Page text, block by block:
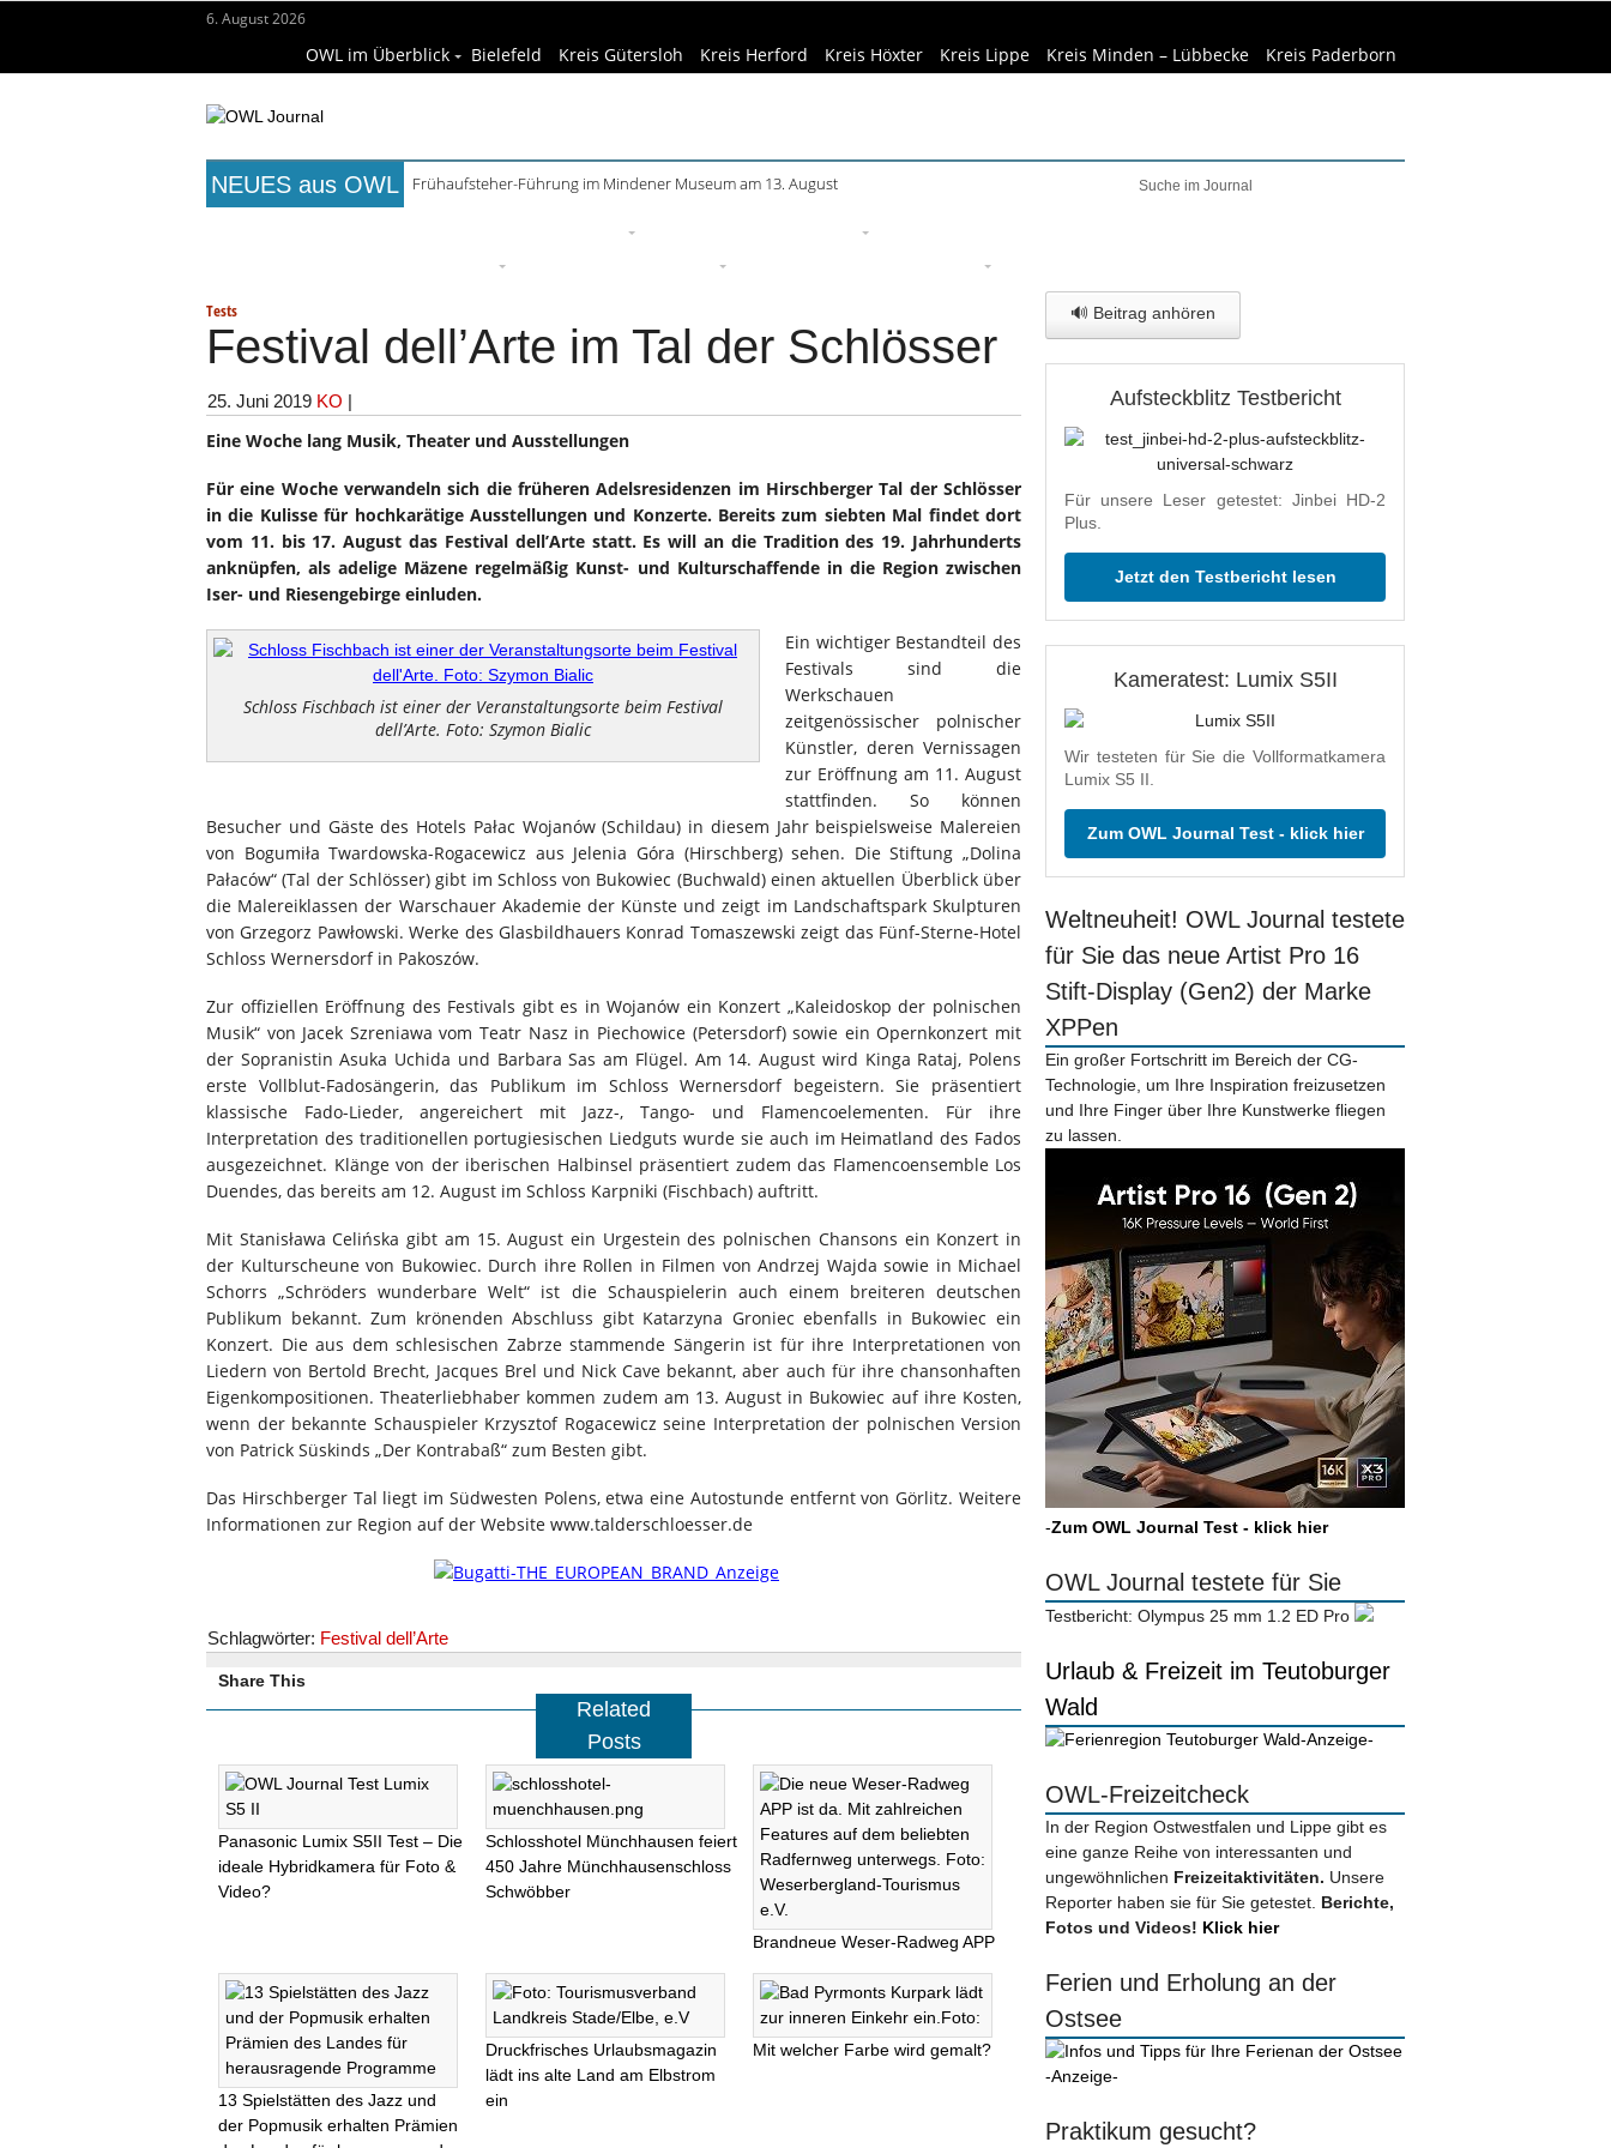
6. August 2026
OWL im Überblick Bielefeld Kreis Gütersloh Kreis Herford Kreis Höxter Kreis Lippe Kreis Minden – Lübbecke Kreis Paderborn
NEUES aus OWL Frühaufsteher-Führung im Mindener Museum am 13. August
Tests
Festival dell’Arte im Tal der Schlösser
25. Juni 2019 KO |
Eine Woche lang Musik, Theater und Ausstellungen
Für eine Woche verwandeln sich die früheren Adelsresidenzen im Hirschberger Tal der Schlösser
in die Kulisse für hochkarätige Ausstellungen und Konzerte. Bereits zum siebten Mal findet dort
vom 11. bis 17. August das Festival dell’Arte statt. Es will an die Tradition des 19. Jahrhunderts
anknüpfen, als adelige Mäzene regelmäßig Kunst- und Kulturschaffende in die Region zwischen
Iser- und Riesengebirge einluden.
Schloss Fischbach ist einer der Veranstaltungsorte beim Festival
dell’Arte. Foto: Szymon Bialic
Ein wichtiger Bestandteil des
Festivals sind die
Werkschauen
zeitgenössischer polnischer
Künstler, deren Vernissagen
zur Eröffnung am 11. August
stattfinden. So können
Besucher und Gäste des Hotels Pałac Wojanów (Schildau) in diesem Jahr beispielsweise Malereien
von Bogumiła Twardowska-Rogacewicz aus Jelenia Góra (Hirschberg) sehen. Die Stiftung „Dolina
Pałaców“ (Tal der Schlösser) gibt im Schloss von Bukowiec (Buchwald) einen aktuellen Überblick über
die Malereiklassen der Warschauer Akademie der Künste und zeigt im Landschaftspark Skulpturen
von Grzegorz Pawłowski. Werke des Glasbildhauers Konrad Tomaszewski zeigt das Fünf-Sterne-Hotel
Schloss Wernersdorf in Pakoszów.
Zur offiziellen Eröffnung des Festivals gibt es in Wojanów ein Konzert „Kaleidoskop der polnischen
Musik“ von Jacek Szreniawa vom Teatr Nasz in Piechowice (Petersdorf) sowie ein Opernkonzert mit
der Sopranistin Asuka Uchida und Barbara Sas am Flügel. Am 14. August wird Kinga Rataj, Polens
erste Vollblut-Fadosängerin, das Publikum im Schloss Wernersdorf begeistern. Sie präsentiert
klassische Fado-Lieder, angereichert mit Jazz-, Tango- und Flamencoelementen. Für ihre
Interpretation des traditionellen portugiesischen Liedguts wurde sie auch im Heimatland des Fados
ausgezeichnet. Klänge von der iberischen Halbinsel präsentiert zudem das Flamencoensemble Los
Duendes, das bereits am 12. August im Schloss Karpniki (Fischbach) auftritt.
Mit Stanisława Celińska gibt am 15. August ein Urgestein des polnischen Chansons ein Konzert in
der Kulturscheune von Bukowiec. Durch ihre Rollen in Filmen von Andrzej Wajda sowie in Michael
Schorrs „Schröders wunderbare Welt“ ist die Schauspielerin auch einem breiteren deutschen
Publikum bekannt. Zum krönenden Abschluss gibt Katarzyna Groniec ebenfalls in Bukowiec ein
Konzert. Die aus dem schlesischen Zabrze stammende Sängerin ist für ihre Interpretationen von
Liedern von Bertold Brecht, Jacques Brel und Nick Cave bekannt, aber auch für ihre chansonhaften
Eigenkompositionen. Theaterliebhaber kommen zudem am 13. August in Bukowiec auf ihre Kosten,
wenn der bekannte Schauspieler Krzysztof Rogacewicz seine Interpretation der polnischen Version
von Patrick Süskinds „Der Kontrabaß“ zum Besten gibt.
Das Hirschberger Tal liegt im Südwesten Polens, etwa eine Autostunde entfernt von Görlitz. Weitere
Informationen zur Region auf der Website www.talderschloesser.de
Schlagwörter: Festival dell’Arte
Share This
Related
Posts
Panasonic Lumix S5II Test – Die
ideale Hybridkamera für Foto &
Video?
Schlosshotel Münchhausen feiert
450 Jahre Münchhausenschloss
Schwöbber
Brandneue Weser-Radweg APP
13 Spielstätten des Jazz und
der Popmusik erhalten Prämien
Druckfrisches Urlaubsmagazin
lädt ins alte Land am Elbstrom
ein
Mit welcher Farbe wird gemalt?
🔊 Beitrag anhören
Aufsteckblitz Testbericht
Für unsere Leser getestet: Jinbei HD-2
Plus.
Jetzt den Testbericht lesen
Kameratest: Lumix S5II
Wir testeten für Sie die Vollformatkamera
Lumix S5 II.
Zum OWL Journal Test - klick hier
Weltneuheit! OWL Journal testete
für Sie das neue Artist Pro 16
Stift-Display (Gen2) der Marke
XPPen
Ein großer Fortschritt im Bereich der CG-
Technologie, um Ihre Inspiration freizusetzen
und Ihre Finger über Ihre Kunstwerke fliegen
zu lassen.
-Zum OWL Journal Test - klick hier
OWL Journal testete für Sie
Testbericht: Olympus 25 mm 1.2 ED Pro
Urlaub & Freizeit im Teutoburger
Wald
-Anzeige-
OWL-Freizeitcheck
In der Region Ostwestfalen und Lippe gibt es
eine ganze Reihe von interessanten und
ungewöhnlichen Freizeitaktivitäten. Unsere
Reporter haben sie für Sie getestet. Berichte,
Fotos und Videos! Klick hier
Ferien und Erholung an der
Ostsee
-Anzeige-
Praktikum gesucht?